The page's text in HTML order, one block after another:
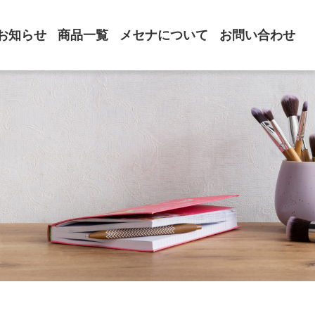
知らせ 商品一覧 メセナについて お問い合わせ